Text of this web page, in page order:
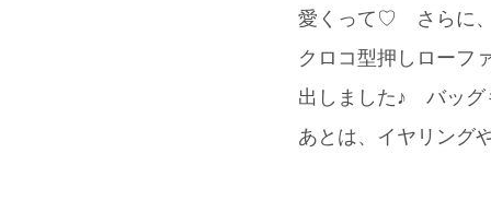
愛くって♡ さらに、
クロコ型押しローフ
出しました♪ バッグ
あとは、イヤリング